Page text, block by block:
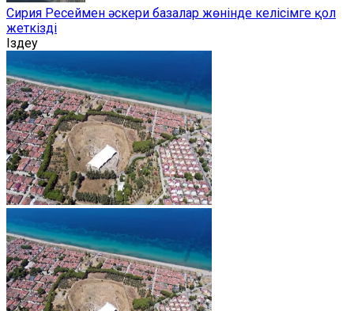
Сирия Ресеймен әскери базалар жөнінде келісімге қол
жеткізді
Іздеу